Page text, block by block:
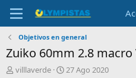
Objetivos en general
Zuiko 60mm 2.8 macro
Ivilllaverde
F
27 Ago 2020